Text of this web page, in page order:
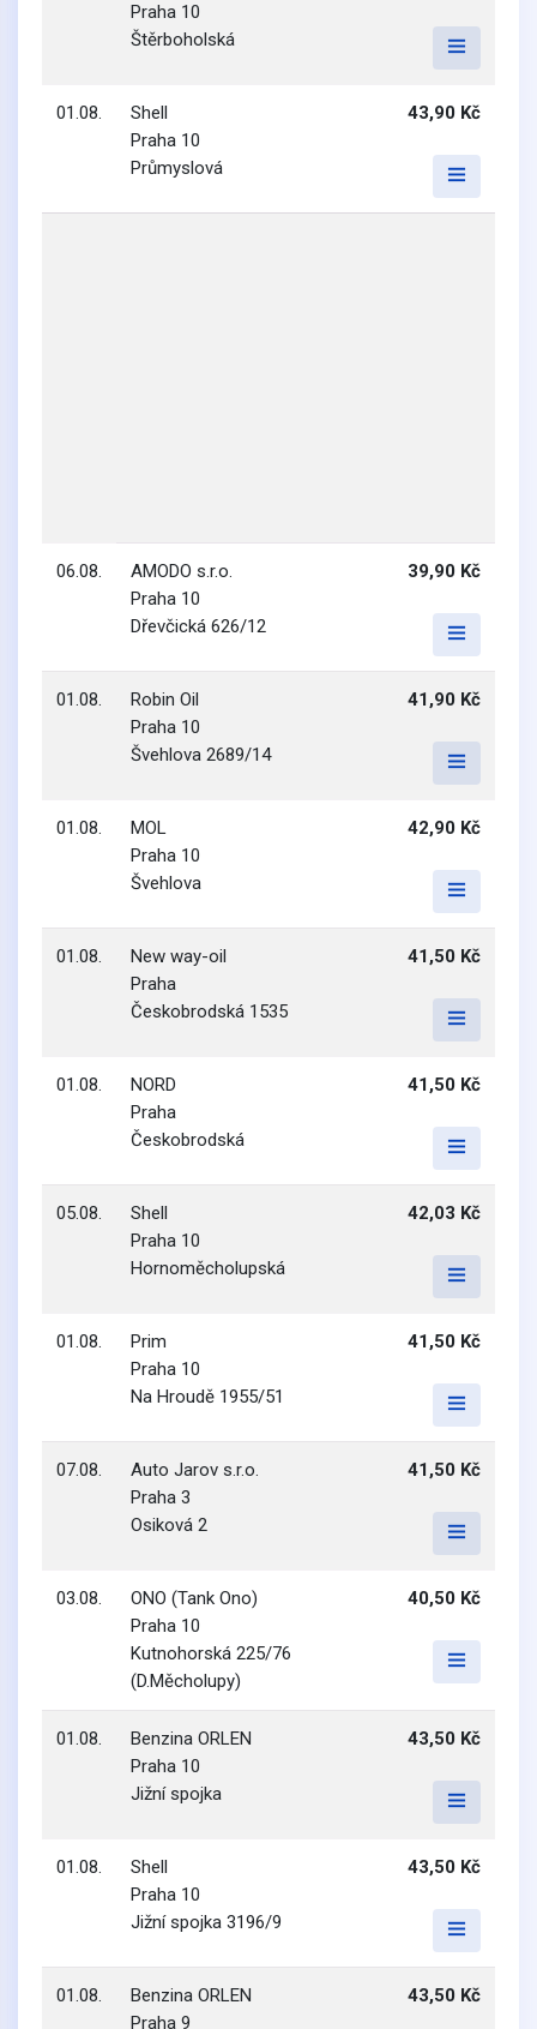
Praha 10
Štěrboholská
01.08.
Shell
Praha 10
Průmyslová
43,90 Kč
06.08.
AMODO s.r.o.
Praha 10
Dřevčická 626/12
39,90 Kč
01.08.
Robin Oil
Praha 10
Švehlova 2689/14
41,90 Kč
01.08.
MOL
Praha 10
Švehlova
42,90 Kč
01.08.
New way-oil
Praha
Českobrodská 1535
41,50 Kč
01.08.
NORD
Praha
Českobrodská
41,50 Kč
05.08.
Shell
Praha 10
Hornoměcholupská
42,03 Kč
01.08.
Prim
Praha 10
Na Hroudě 1955/51
41,50 Kč
07.08.
Auto Jarov s.r.o.
Praha 3
Osiková 2
41,50 Kč
03.08.
ONO (Tank Ono)
Praha 10
Kutnohorská 225/76
(D.Měcholupy)
40,50 Kč
01.08.
Benzina ORLEN
Praha 10
Jižní spojka
43,50 Kč
01.08.
Shell
Praha 10
Jižní spojka 3196/9
43,50 Kč
01.08.
Benzina ORLEN
Praha 9
43,50 Kč